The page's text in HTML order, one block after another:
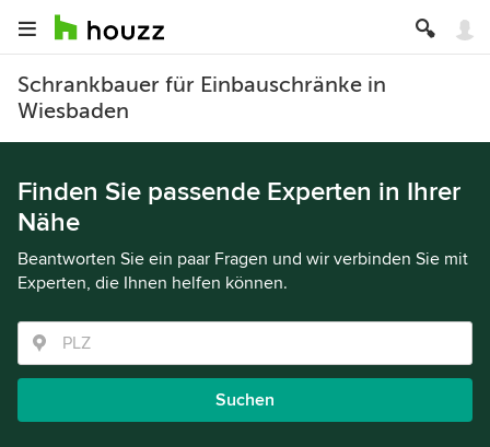
Schrankbauer für Einbauschränke in
Wiesbaden
Finden Sie passende Experten in Ihrer
Nähe
Beantworten Sie ein paar Fragen und wir verbinden Sie mit
Experten, die Ihnen helfen können.
Suchen